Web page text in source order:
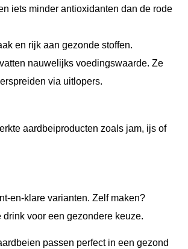
iets minder antioxidanten dan de rode
en rijk aan gezonde stoffen.
nauwelijks voedingswaarde. Ze
via uitlopers.
aardbeiproducten zoals jam, ijs of
en-klare varianten. Zelf maken?
voor een gezondere keuze.
passen perfect in een gezond